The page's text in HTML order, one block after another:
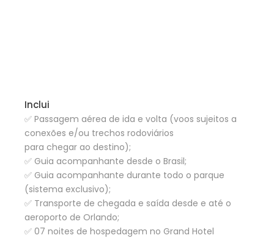
Inclui
✅ Passagem aérea de ida e volta (voos sujeitos a
conexões e/ou trechos rodoviários
para chegar ao destino);
✅ Guia acompanhante desde o Brasil;
✅ Guia acompanhante durante todo o parque
(sistema exclusivo);
✅ Transporte de chegada e saída desde e até o
aeroporto de Orlando;
✅ 07 noites de hospedagem no Grand Hotel